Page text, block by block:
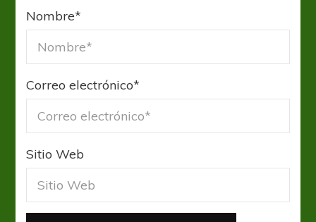
Nombre*
Correo electrónico*
Sitio Web